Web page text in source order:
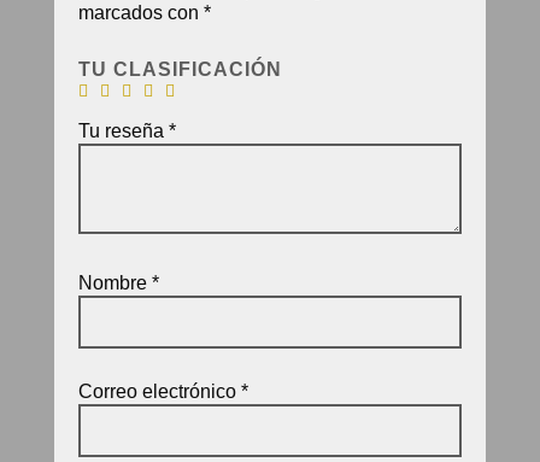
marcados con *
TU CLASIFICACIÓN
Tu reseña *
Nombre *
Correo electrónico *